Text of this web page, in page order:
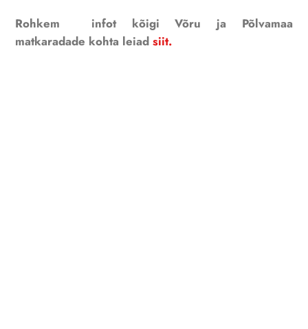
Rohkem infot kõigi Võru ja Põlvamaa
matkaradade kohta leiadsiit.